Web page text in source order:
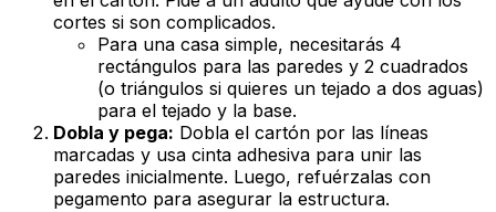
cortes si son complicados.
Para una casa simple, necesitarás 4
rectángulos para las paredes y 2 cuadrados
(o triángulos si quieres un tejado a dos aguas)
para el tejado y la base.
Dobla y pega: Dobla el cartón por las líneas
marcadas y usa cinta adhesiva para unir las
paredes inicialmente. Luego, refuérzalas con
pegamento para asegurar la estructura.